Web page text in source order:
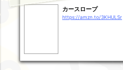
カースロープ
https://amzn.to/3KHULSr